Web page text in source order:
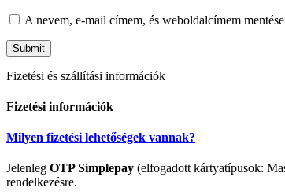
A nevem, e-mail címem, és weboldalcímem
Fizetési és szállítási információk
Fizetési információk
Milyen fizetési lehetőségek vannak?
Jelenleg OTP Simplepay (elfogadott kártyatípusok:
rendelkezésre.